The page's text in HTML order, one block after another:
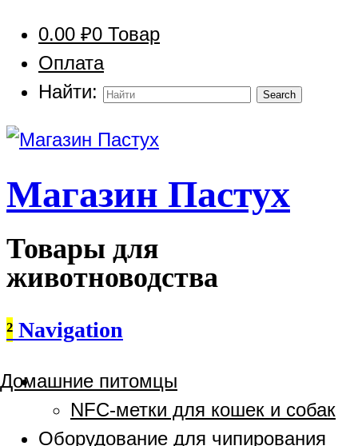
0.00 ₽0 Товар
Оплата
Найти:
Магазин Пастух
Товары для
животноводства
² Navigation
Домашние питомцы
NFC-метки для кошек и собак
Оборудование для чипирования